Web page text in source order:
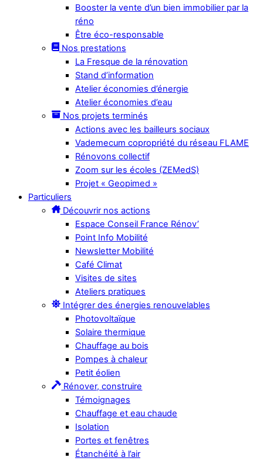
Booster la vente d’un bien immobilier par la
réno
Être éco-responsable
Nos prestations
La Fresque de la rénovation
Stand d’information
Atelier économies d’énergie
Atelier économies d’eau
Nos projets terminés
Actions avec les bailleurs sociaux
Vademecum copropriété du réseau FLAME
Rénovons collectif
Zoom sur les écoles (ZEMedS)
Projet « Geopimed »
Particuliers
Découvrir nos actions
Espace Conseil France Rénov’
Point Info Mobilité
Newsletter Mobilité
Café Climat
Visites de sites
Ateliers pratiques
Intégrer des énergies renouvelables
Photovoltaïque
Solaire thermique
Chauffage au bois
Pompes à chaleur
Petit éolien
Rénover, construire
Témoignages
Chauffage et eau chaude
Isolation
Portes et fenêtres
Étanchéité à l’air